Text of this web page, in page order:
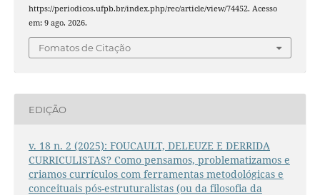
https://periodicos.ufpb.br/index.php/rec/article/view/74452. Acesso
em: 9 ago. 2026.
Fomatos de Citação
EDIÇÃO
v. 18 n. 2 (2025): FOUCAULT, DELEUZE E DERRIDA
CURRICULISTAS? Como pensamos, problematizamos e
criamos currículos com ferramentas metodológicas e
conceituais pós-estruturalistas (ou da filosofia da